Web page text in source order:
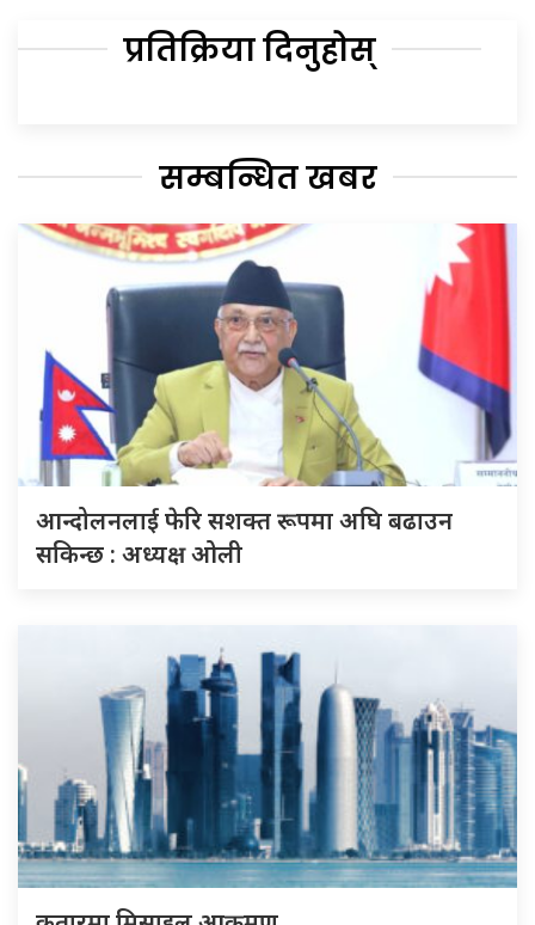
प्रतिक्रिया दिनुहोस्
सम्बन्धित खबर
आन्दोलनलाई फेरि सशक्त रूपमा अघि बढाउन
सकिन्छ : अध्यक्ष ओली